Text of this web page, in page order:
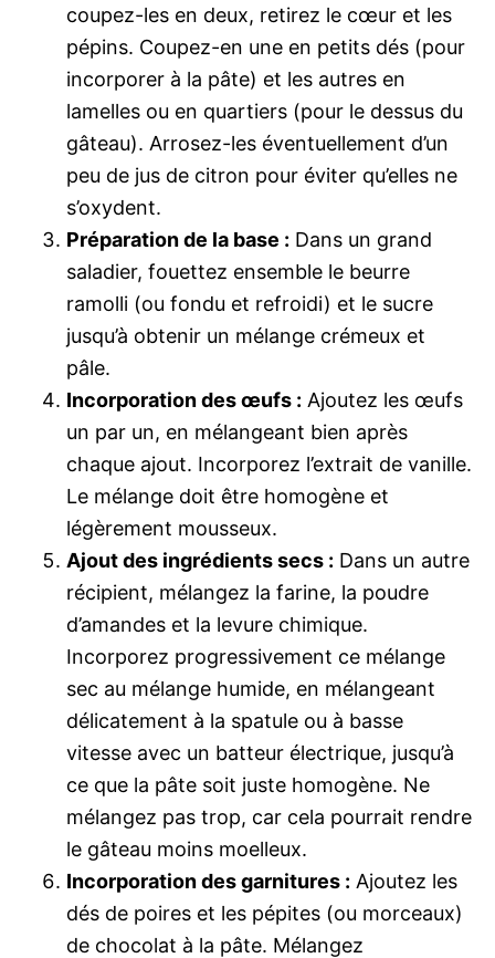
coupez-les en deux, retirez le cœur et les
pépins. Coupez-en une en petits dés (pour
incorporer à la pâte) et les autres en
lamelles ou en quartiers (pour le dessus du
gâteau). Arrosez-les éventuellement d’un
peu de jus de citron pour éviter qu’elles ne
s’oxydent.
Préparation de la base : Dans un grand
saladier, fouettez ensemble le beurre
ramolli (ou fondu et refroidi) et le sucre
jusqu’à obtenir un mélange crémeux et
pâle.
Incorporation des œufs : Ajoutez les œufs
un par un, en mélangeant bien après
chaque ajout. Incorporez l’extrait de vanille.
Le mélange doit être homogène et
légèrement mousseux.
Ajout des ingrédients secs : Dans un autre
récipient, mélangez la farine, la poudre
d’amandes et la levure chimique.
Incorporez progressivement ce mélange
sec au mélange humide, en mélangeant
délicatement à la spatule ou à basse
vitesse avec un batteur électrique, jusqu’à
ce que la pâte soit juste homogène. Ne
mélangez pas trop, car cela pourrait rendre
le gâteau moins moelleux.
Incorporation des garnitures : Ajoutez les
dés de poires et les pépites (ou morceaux)
de chocolat à la pâte. Mélangez